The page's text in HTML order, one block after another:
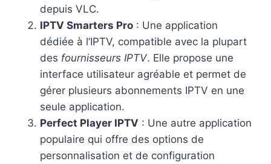
depuis VLC.
IPTV Smarters Pro : Une application
dédiée à l’IPTV, compatible avec la plupart
des fournisseurs IPTV. Elle propose une
interface utilisateur agréable et permet de
gérer plusieurs abonnements IPTV en une
seule application.
Perfect Player IPTV : Une autre application
populaire qui offre des options de
personnalisation et de configuration